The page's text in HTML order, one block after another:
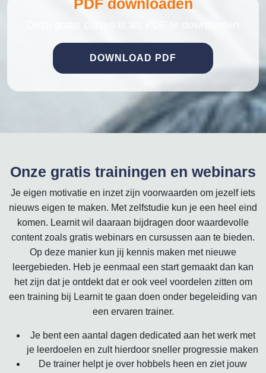
PDF downloaden
DOWNLOAD PDF
Onze gratis trainingen en webinars
Je eigen motivatie en inzet zijn voorwaarden om jezelf iets
nieuws eigen te maken. Met zelfstudie kun je een heel eind
komen. Learnit wil daaraan bijdragen door waardevolle
content zoals gratis webinars en cursussen aan te bieden.
Op deze manier kun jij kennis maken met nieuwe
leergebieden. Heb je eenmaal een start gemaakt dan kan
het zijn dat je ontdekt dat er ook veel voordelen zitten om
een training bij Learnit te gaan doen onder begeleiding van
een ervaren trainer.
Je bent een aantal dagen dedicated aan het werk met
je leerdoelen en zult hierdoor sneller progressie maken
De trainer helpt je over hobbels heen en ziet jouw